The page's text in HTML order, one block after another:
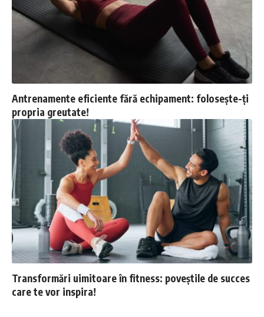
Antrenamente eficiente fără echipament: folosește-ți
propria greutate!
Transformări uimitoare în fitness: poveștile de succes
care te vor inspira!